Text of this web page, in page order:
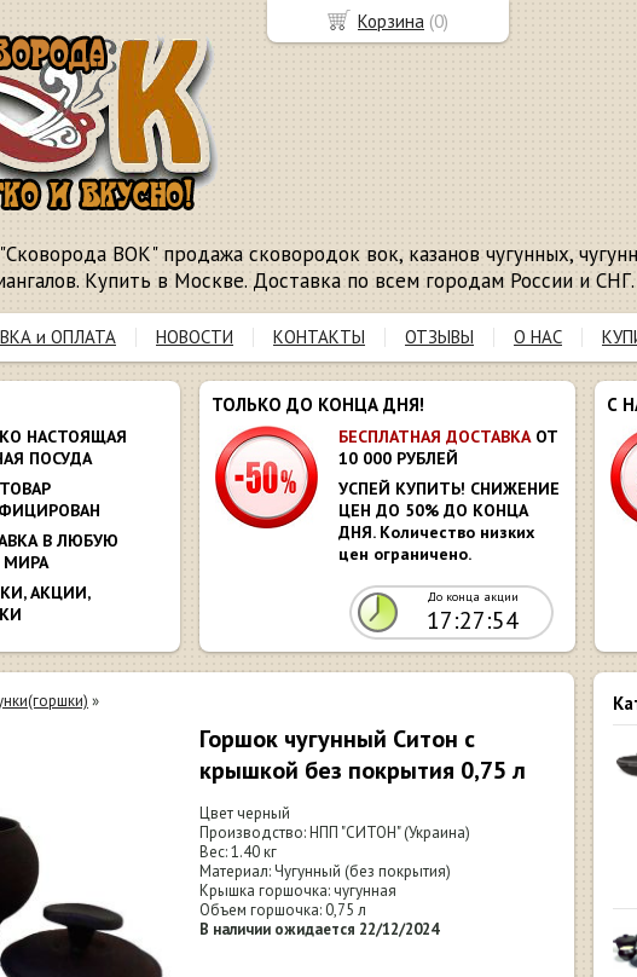
ВОК" продажа сковородок вок, казанов чугунных,
Купить в Москве. Доставка по всем городам России и
и ОПЛАТА НОВОСТИ КОНТАКТЫ ОТЗЫВЫ О НАС
НАСТОЯЩАЯ
ПОСУДА
В ЛЮБУЮ
МИРА
АКЦИИ,
ТОЛЬКО ДО КОНЦА ДНЯ!
БЕСПЛАТНАЯ ДОСТАВКА ОТ
10 000 РУБЛЕЙ
УСПЕЙ КУПИТЬ! СНИЖЕНИЕ
ЦЕН ДО 50% ДО КОНЦА
ДНЯ. Количество низких
цен ограничено.
До конца акции
17:27:53
С
»
Горшок чугунный Ситон с
крышкой без покрытия 0,75 л
Цвет черный
Производство: НПП "СИТОН" (Украина)
Вес: 1.40 кг
Материал: Чугунный (без покрытия)
Крышка горшочка: чугунная
Объем горшочка: 0,75 л
В наличии ожидается 22/12/2024
Корзина (0)